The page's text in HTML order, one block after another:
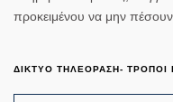
προκειμένου να μην
ΔΙΚΤΥΟ ΤΗΛΕΟΡΑΣΗ- ΤΡΟΠΟΙ